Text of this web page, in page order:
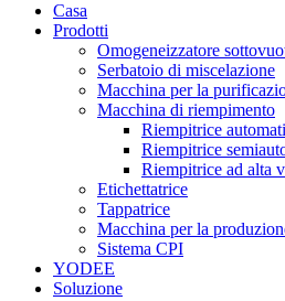
Casa
Prodotti
Omogeneizzatore
Serbatoio di miscelazione
Macchina per la
Macchina di riempimento
Riempitrice
Riempitrice
Riempitrice ad alta
Etichettatrice
Tappatrice
Macchina per la
Sistema CPI
YODEE
Soluzione